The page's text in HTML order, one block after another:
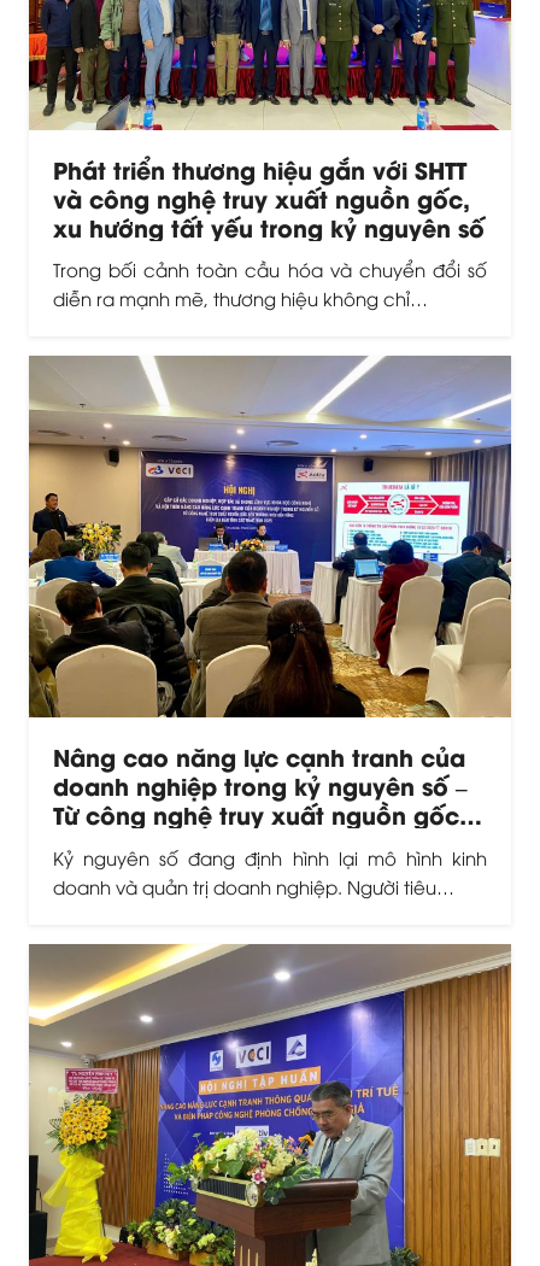
Phát triển thương hiệu gắn với SHTT
và công nghệ truy xuất nguồn gốc,
xu hướng tất yếu trong kỷ nguyên số
Trong bối cảnh toàn cầu hóa và chuyển đổi số
diễn ra mạnh mẽ, thương hiệu không chỉ…
Nâng cao năng lực cạnh tranh của
doanh nghiệp trong kỷ nguyên số –
Từ công nghệ truy xuất nguồn gốc
đến thương hiệu bền vững
Kỷ nguyên số đang định hình lại mô hình kinh
doanh và quản trị doanh nghiệp. Người tiêu…